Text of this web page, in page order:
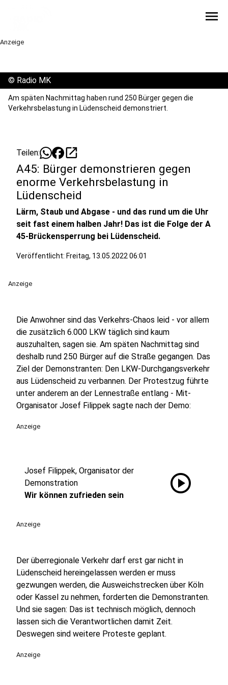
menu
Anzeige
© Radio MK
Am späten Nachmittag haben rund 250 Bürger gegen die
Verkehrsbelastung in Lüdenscheid demonstriert.
Teilen: open_in_new
A45: Bürger demonstrieren gegen
enorme Verkehrsbelastung in
Lüdenscheid
Lärm, Staub und Abgase - und das rund um die Uhr
seit fast einem halben Jahr! Das ist die Folge der A
45-Brückensperrung bei Lüdenscheid.
Veröffentlicht: Freitag, 13.05.2022 06:01
Anzeige
Die Anwohner sind das Verkehrs-Chaos leid - vor allem
die zusätzlich 6.000 LKW täglich sind kaum
auszuhalten, sagen sie. Am späten Nachmittag sind
deshalb rund 250 Bürger auf die Straße gegangen. Das
Ziel der Demonstranten: Den LKW-Durchgangsverkehr
aus Lüdenscheid zu verbannen. Der Protestzug führte
unter anderem an der Lennestraße entlang - Mit-
Organisator Josef Filippek sagte nach der Demo:
Anzeige
Josef Filippek, Organisator der
Demonstration
Wir können zufrieden sein
play_circle
Anzeige
Der überregionale Verkehr darf erst gar nicht in
Lüdenscheid hereingelassen werden er muss
gezwungen werden, die Ausweichstrecken über Köln
oder Kassel zu nehmen, forderten die Demonstranten.
Und sie sagen: Das ist technisch möglich, dennoch
lassen sich die Verantwortlichen damit Zeit.
Deswegen sind weitere Proteste geplant.
Anzeige